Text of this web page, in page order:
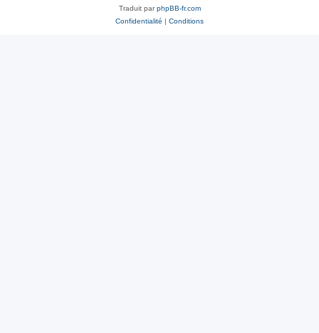
Traduit parphpBB-fr.com
Confidentialité | Conditions